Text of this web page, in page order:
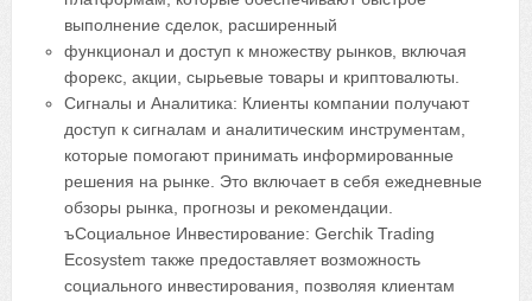
выполнение сделок, расширенный
функционал и доступ к множеству рынков, включая
форекс, акции, сырьевые товары и криптовалюты.
Сигналы и Аналитика: Клиенты компании получают
доступ к сигналам и аналитическим инструментам,
которые помогают принимать информированные
решения на рынке. Это включает в себя ежедневные
обзоры рынка, прогнозы и рекомендации.
ъСоциальное Инвестирование: Gerchik Trading
Ecosystem также предоставляет возможность
социального инвестирования, позволяя клиентам